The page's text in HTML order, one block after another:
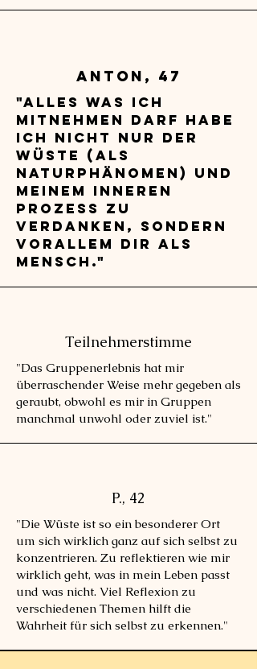
Anton, 47
"Alles was ich
mitnehmen darf habe
ich nicht nur der
Wüste (als
Naturphänomen) und
meinem inneren
Prozess zu
verdanken, sondern
vorallem dir als
Mensch."
Teilnehmerstimme
"Das Gruppenerlebnis hat mir
überraschender Weise mehr gegeben als
geraubt, obwohl es mir in Gruppen
manchmal unwohl oder zuviel ist."
P., 42
"Die Wüste ist so ein besonderer Ort
um sich wirklich ganz auf sich selbst zu
konzentrieren. Zu reflektieren wie mir
wirklich geht, was in mein Leben passt
und was nicht. Viel Reflexion zu
verschiedenen Themen hilft die
Wahrheit für sich selbst zu erkennen."